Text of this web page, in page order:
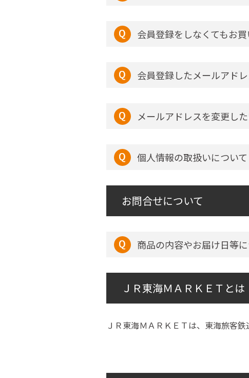
会員登録をしなくてもお買
会員登録したメールアド
メールアドレスを変更し
個人情報の取扱いについて
お問合せについて
商品の内容やお届け日等
ＪＲ東海ＭＡＲＫＥＴとは
ＪＲ東海ＭＡＲＫＥＴは、東海旅客